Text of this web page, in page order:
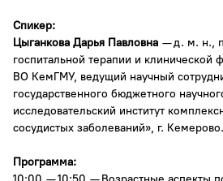
Спикер:
Цыганкова Дарья Павловна — д. м. н.,
госпитальной терапии и
ВО КемГМУ, ведущий научный
государственного бюджетного
исследовательский институт
сосудистых заболеваний», г. Кемерово.
Программа: